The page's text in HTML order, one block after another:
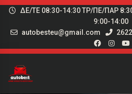
ΔΕ/ΤΕ 08:30-14:30 ΤΡ/ΠΕ/ΠΑΡ
9:00-14:00
autobesteu@gmail.com